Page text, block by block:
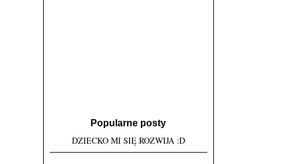
Popularne posty
DZIECKO MI SIĘ ROZWIJA :D